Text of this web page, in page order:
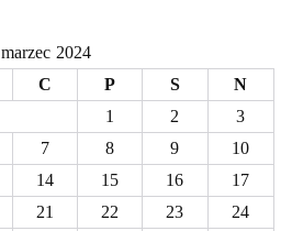
marzec 2024
C P S
N
1
2
3
7 8 9
10
14 15 16
17
21 22 23
24